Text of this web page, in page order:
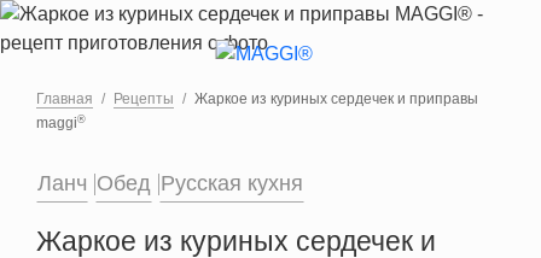
Перейти к основному содержанию
Главная Рецепты
Жаркое из куриных сердечек и приправы
maggi®
Ланч Обед Русская кухня
Жаркое из куриных сердечек и